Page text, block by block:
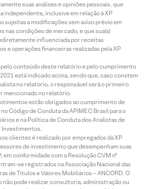
suas análises e opiniões pessoais, que
independente, inclusive em relação à XP
sujeitas a modificações sem aviso prévio em
nas condições de mercado, e que sua(s)
influenciada por receitas
e operações financeiras realizadas pela XP
pelo conteúdo deste relatório e pelo cumprimento
está indicado acima, sendo que, caso constem
no relatório, o responsável será o primeiro
mencionado no relatório.
estão obrigados ao cumprimento de
Código de Conduta da APIMEC Brasil para o
e na Política de Conduta dos Analistas de
Investimentos.
clientes é realizado por empregados da XP
de investimento que desempenham suas
em conformidade com a Resolução CVM nº
se registrados na Associação Nacional das
de Títulos e Valores Mobiliários – ANCORD. O
pode realizar consultoria, administração ou